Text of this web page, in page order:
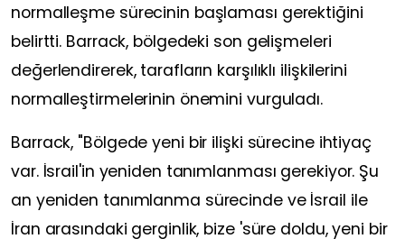
normalleşme sürecinin başlaması gerektiğini
belirtti. Barrack, bölgedeki son gelişmeleri
değerlendirerek, tarafların karşılıklı ilişkilerini
normalleştirmelerinin önemini vurguladı.
Barrack, "Bölgede yeni bir ilişki sürecine ihtiyaç
var. İsrail'in yeniden tanımlanması gerekiyor. Şu
an yeniden tanımlanma sürecinde ve İsrail ile
İran arasındaki gerginlik, bize 'süre doldu, yeni bir